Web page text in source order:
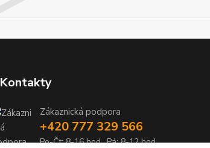
Kontakty
Zákaznická podpora
+420 777 329 566
Po-Čt: 8-16 hod., Pá: 8-12 hod.